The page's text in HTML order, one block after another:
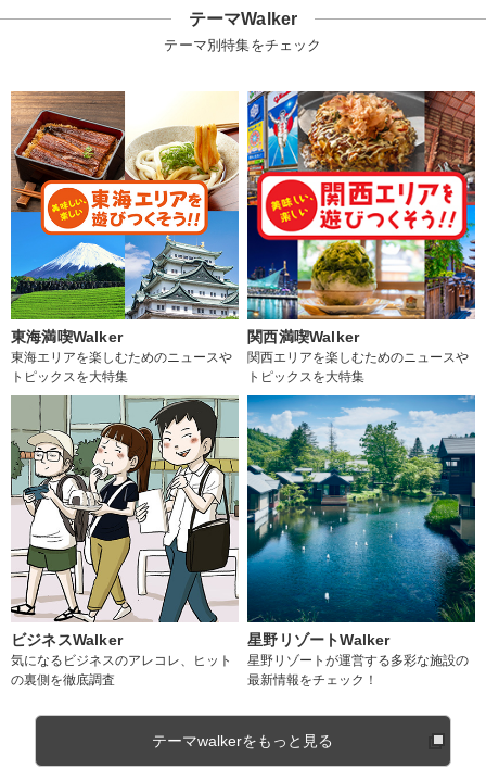
テーマWalker
テーマ別特集をチェック
東海満喫Walker
東海エリアを楽しむためのニュースや
トピックスを大特集
関西満喫Walker
関西エリアを楽しむためのニュースや
トピックスを大特集
ビジネスWalker
気になるビジネスのアレコレ、ヒット
の裏側を徹底調査
星野リゾートWalker
星野リゾートが運営する多彩な施設の
最新情報をチェック！
テーマwalkerをもっと見る